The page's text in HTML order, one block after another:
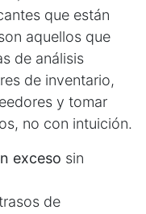
que están
aquellos que
de análisis
de inventario,
y tomar
no con intuición.
exceso sin
de